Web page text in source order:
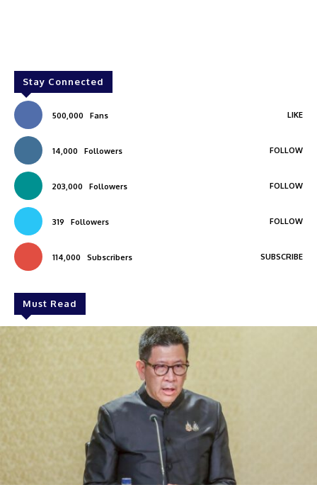
Stay Connected
500,000 Fans LIKE
14,000 Followers FOLLOW
203,000 Followers FOLLOW
319 Followers FOLLOW
114,000 Subscribers SUBSCRIBE
Must Read